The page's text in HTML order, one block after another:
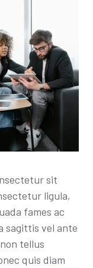
sit
ligula,
fames ac
sagittis vel ante
tellus
quis diam